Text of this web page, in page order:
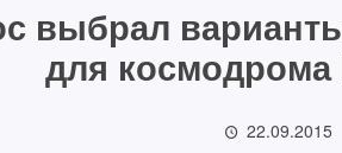
выбрал
для
22.09.2015